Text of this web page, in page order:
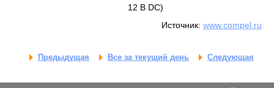
12 В DC)
Источник: www.compel.ru
Предыдущая Все за текущий день Следующая